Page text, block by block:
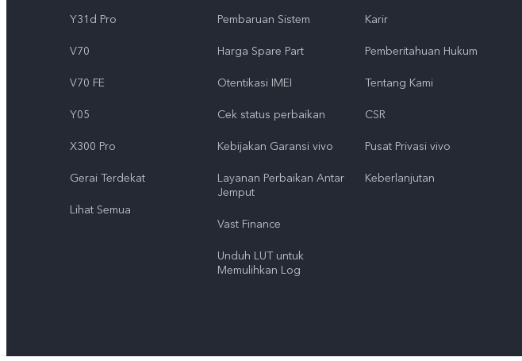
Y31d Pro
V70
V70 FE
Y05
X300 Pro
Gerai Terdekat
Lihat Semua
Pembaruan Sistem
Harga Spare Part
Otentikasi IMEI
Cek status perbaikan
Kebijakan Garansi vivo
Layanan Perbaikan Antar
Jemput
Vast Finance
Unduh LUT untuk
Memulihkan Log
Karir
Pemberitahuan Hukum
Tentang Kami
CSR
Pusat Privasi vivo
Keberlanjutan